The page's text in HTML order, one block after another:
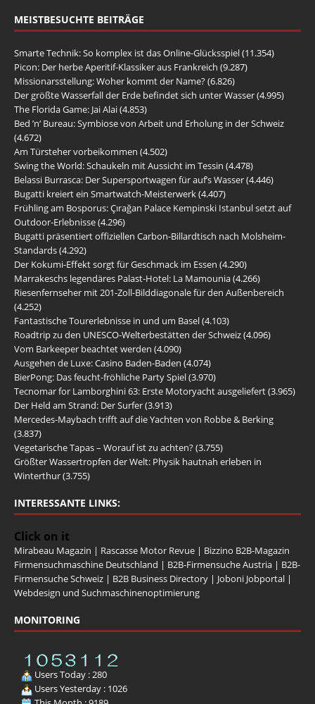
MEISTBESUCHTE BEITRÄGE
Smarte Technik: So komplex ist das Online-Glücksspiel(11.354)
Picon: Der herbe Aperitif-Klassiker aus Frankreich (9.287)
Missionarsstellung: Woher kommt der Name?(6.826)
Der größte Wasserfall der Erde befindet sich unter Wasser(4.995)
The Florida Game: Jai Alai(4.853)
Bed ’n‘ Bureau: Symbiose von Arbeit und Erholung in der Schweiz
(4.672)
Am Türsteher vorbeikommen (4.502)
Swing the World: Schaukeln mit Aussicht im Tessin (4.478)
Belassi Burrasca: Der Supersportwagen für auf’s Wasser(4.446)
Bugatti kreiert ein Smartwatch-Meisterwerk(4.407)
Frühling am Bosporus: Çırağan Palace Kempinski Istanbul setzt auf
Outdoor-Erlebnisse(4.296)
Bugatti präsentiert offiziellen Carbon-Billardtisch nach Molsheim-
Standards(4.292)
Der Kokumi-Effekt sorgt für Geschmack im Essen (4.290)
Marrakeschs legendäres Palast-Hotel: La Mamounia(4.266)
Riesenfernseher mit 201-Zoll-Bilddiagonale für den Außenbereich
(4.252)
Fantastische Tourerlebnisse in und um Basel(4.103)
Roadtrip zu den UNESCO-Welterbestätten der Schweiz(4.096)
Vom Barkeeper beachtet werden (4.090)
Ausgehen de Luxe: Casino Baden-Baden (4.074)
BierPong: Das feucht-fröhliche Party Spiel(3.970)
Tecnomar for Lamborghini 63: Erste Motoryacht ausgeliefert(3.965)
Der Held am Strand: Der Surfer(3.913)
Mercedes-Maybach trifft auf die Yachten von Robbe & Berking
(3.837)
Vegetarische Tapas – Worauf ist zu achten?(3.755)
Größter Wassertropfen der Welt: Physik hautnah erleben in
Winterthur(3.755)
INTERESSANTE LINKS:
Click on it
Mirabeau Magazin | Rascasse Motor Revue | Bizzino B2B-Magazin
Firmensuchmaschine Deutschland | B2B-Firmensuche Austria | B2B-
Firmensuche Schweiz | B2B Business Directory | Joboni Jobportal |
Webdesign und Suchmaschinenoptimierung
MONITORING
Users Today : 280
Users Yesterday : 1026